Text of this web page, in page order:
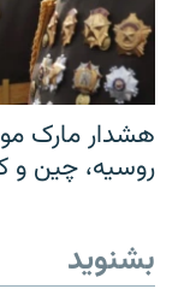
هشدار مارک
روسیه، چین و
بشنوید